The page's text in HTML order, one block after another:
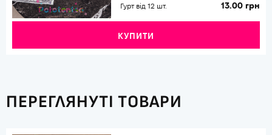
Гурт від 12 шт. 13.00 грн
КУПИТИ
ПЕРЕГЛЯНУТІ ТОВАРИ